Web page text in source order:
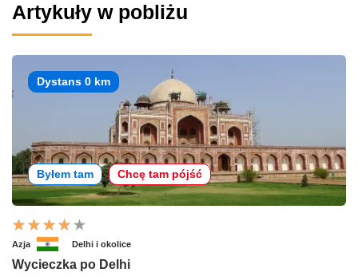
Artykuły w pobliżu
Dystans 0 km
Byłem tam Chcę tam pójść
Azja Delhi i okolice
Wycieczka po Delhi